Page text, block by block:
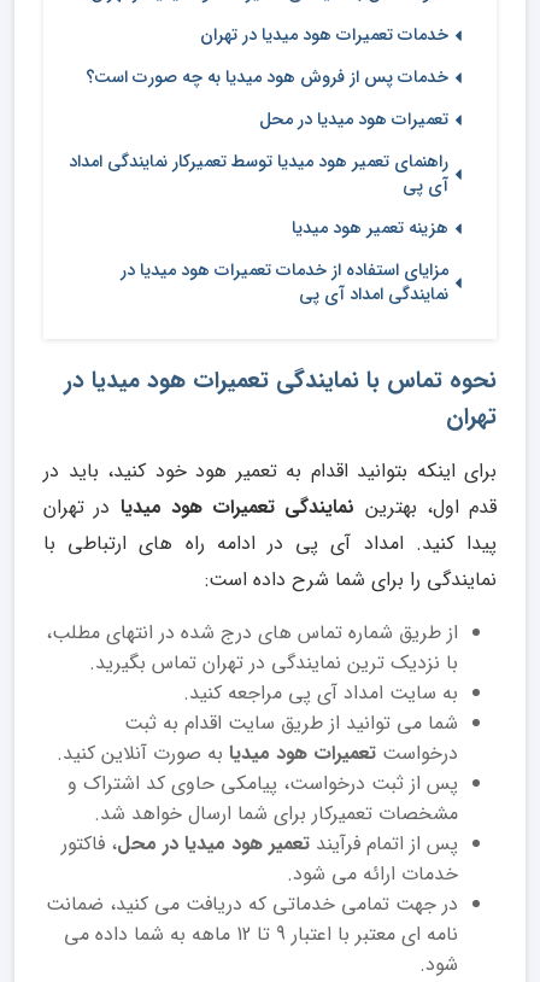
خدمات تعمیرات هود میدیا در تهران
خدمات پس از فروش هود میدیا به چه صورت است؟
تعمیرات هود میدیا در محل
راهنمای تعمیر هود میدیا توسط تعمیرکار نمایندگی امداد
آی پی
هزینه تعمیر هود میدیا
مزایای استفاده از خدمات تعمیرات هود میدیا در
نمایندگی امداد آی پی
نحوه تماس با نمایندگی تعمیرات هود میدیا در
تهران
برای اینکه بتوانید اقدام به تعمیر هود خود کنید، باید در
قدم اول، بهترین نمایندگی تعمیرات هود میدیا در تهران
پیدا کنید. امداد آی پی در ادامه راه های ارتباطی با
نمایندگی را برای شما شرح داده است:
از طریق شماره تماس های درج شده در انتهای مطلب،
با نزدیک ترین نمایندگی در تهران تماس بگیرید.
به سایت امداد آی پی مراجعه کنید.
شما می توانید از طریق سایت اقدام به ثبت
درخواست تعمیرات هود میدیا به صورت آنلاین کنید.
پس از ثبت درخواست، پیامکی حاوی کد اشتراک و
مشخصات تعمیرکار برای شما ارسال خواهد شد.
پس از اتمام فرآیند تعمیر هود میدیا در محل، فاکتور
خدمات ارائه می شود.
در جهت تمامی خدماتی که دریافت می کنید، ضمانت
نامه ای معتبر با اعتبار 9 تا 12 ماهه به شما داده می
شود.